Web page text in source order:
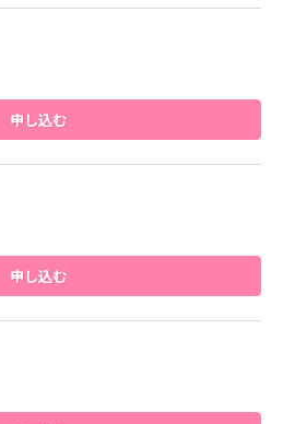
申し込む
申し込む